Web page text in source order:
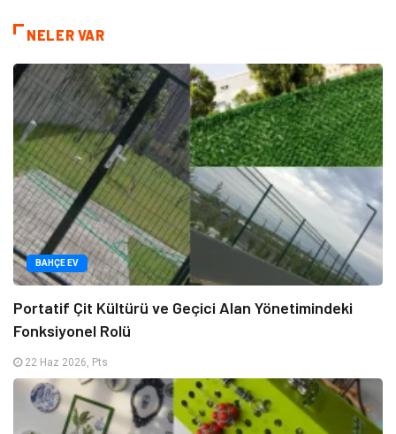
NELER VAR
BAHÇE EV
Portatif Çit Kültürü ve Geçici Alan Yönetimindeki
Fonksiyonel Rolü
22 Haz 2026, Pts